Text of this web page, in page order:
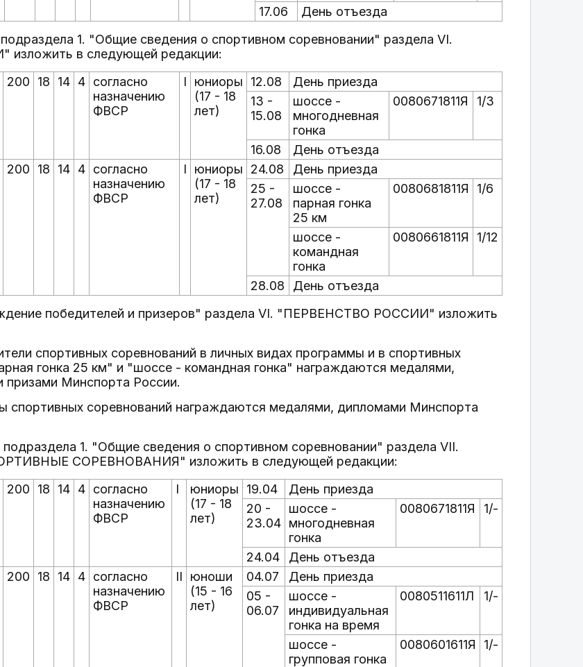
17.06
День отъезда
1. "Общие сведения о спортивном соревновании" раздела VI.
в следующей редакции:
200 18 14 4 согласно
назначению
ФВСР
I
юниоры
(17 - 18
лет)
12.08
День приезда
13 -
15.08
шоссе -
многодневная
гонка
0080671811Я 1/3
16.08
День отъезда
200 18 14 4 согласно
назначению
ФВСР
I
юниоры
(17 - 18
лет)
24.08
День приезда
25 -
27.08
шоссе -
парная гонка
25 км
0080681811Я 1/6
шоссе -
командная
гонка
0080661811Я 1/12
28.08
День отъезда
победителей и призеров" раздела VI. "ПЕРВЕНСТВО РОССИИ" изложить
спортивных соревнований в личных видах программы и в спортивных
гонка 25 км" и "шоссе - командная гонка" награждаются медалями,
Минспорта России.
спортивных соревнований награждаются медалями, дипломами Минспорта
подраздела 1. "Общие сведения о спортивном соревновании" раздела VII.
СОРЕВНОВАНИЯ" изложить в следующей редакции:
200 18 14 4 согласно
назначению
ФВСР
I
юниоры
(17 - 18
лет)
19.04
День приезда
20 -
23.04
шоссе -
многодневная
гонка
0080671811Я 1/-
24.04
День отъезда
200 18 14 4 согласно
назначению
ФВСР
II
юноши
(15 - 16
лет)
04.07
День приезда
05 -
06.07
шоссе -
индивидуальная
гонка на время
0080511611Л 1/-
шоссе -
групповая гонка
0080601611Я 1/-